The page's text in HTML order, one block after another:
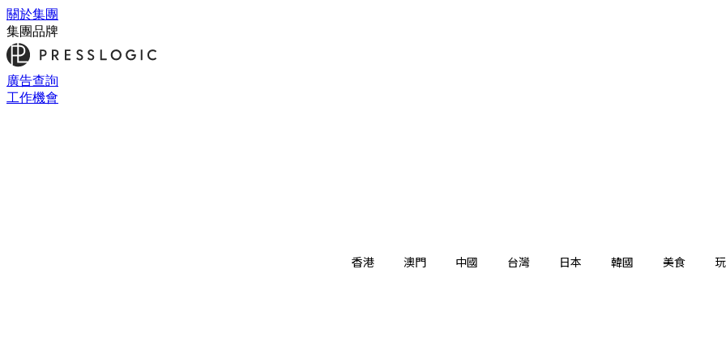
關於集團
集團品牌
廣告查詢
工作機會
香港 澳門 中國 台灣 日本 韓國 美食